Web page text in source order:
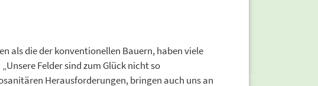
als die der konventionellen Bauern, haben viele
Felder sind zum Glück nicht so
Herausforderungen, bringen auch uns an